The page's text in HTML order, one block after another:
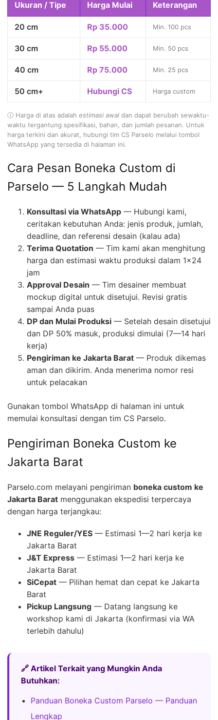
Ukuran / Tipe Harga Mulai Keterangan
20 cm Rp 35.000 Min. 100 pcs
30 cm Rp 55.000 Min. 50 pcs
40 cm Rp 75.000 Min. 25 pcs
50 cm+ Hubungi CS Harga custom
ⓘ Harga di atas adalah estimasi awal dan dapat berubah sewaktu-
waktu tergantung spesifikasi, bahan, dan jumlah pesanan. Untuk
harga terkini dan akurat, hubungi tim CS Parselo melalui tombol
WhatsApp yang tersedia di halaman ini.
Cara Pesan Boneka Custom di
Parselo — 5 Langkah Mudah
Konsultasi via WhatsApp — Hubungi kami,
ceritakan kebutuhan Anda: jenis produk, jumlah,
deadline, dan referensi desain (kalau ada)
Terima Quotation — Tim kami akan menghitung
harga dan estimasi waktu produksi dalam 1×24
jam
Approval Desain — Tim desainer membuat
mockup digital untuk disetujui. Revisi gratis
sampai Anda puas
DP dan Mulai Produksi — Setelah desain disetujui
dan DP 50% masuk, produksi dimulai (7—14 hari
kerja)
Pengiriman ke Jakarta Barat — Produk dikemas
aman dan dikirim. Anda menerima nomor resi
untuk pelacakan
Gunakan tombol WhatsApp di halaman ini untuk
memulai konsultasi dengan tim CS Parselo.
Pengiriman Boneka Custom ke
Jakarta Barat
Parselo.com melayani pengiriman boneka custom ke
Jakarta Barat menggunakan ekspedisi terpercaya
dengan harga terjangkau:
JNE Reguler/YES — Estimasi 1—2 hari kerja ke
Jakarta Barat
J&T Express — Estimasi 1—2 hari kerja ke
Jakarta Barat
SiCepat — Pilihan hemat dan cepat ke Jakarta
Barat
Pickup Langsung — Datang langsung ke
workshop kami di Jakarta (konfirmasi via WA
terlebih dahulu)
🔗 Artikel Terkait yang Mungkin Anda
Butuhkan:
Panduan Boneka Custom Parselo — Panduan
Lengkap